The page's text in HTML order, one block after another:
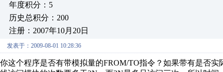
年度积分：5
历史总积分：200
注册：2007年10月20日
发表于：2009-08-01 10:28:36
你这个程序是否有带模拟量的FROM/TO指令？如果带有是否